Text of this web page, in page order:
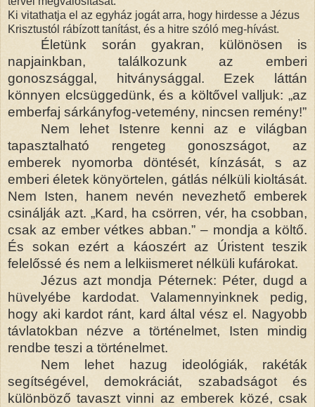
Ki vitathatja el az egyház jogát arra, hogy hirdesse a Jézus
Krisztustól rábízott tanítást, és a hitre szóló meg-hívást.
Életünk során gyakran, különösen is
napjainkban, találkozunk az emberi
gonoszsággal, hitványsággal. Ezek láttán
könnyen elcsüggedünk, és a költővel valljuk: „az
emberfaj sárkányfog-vetemény, nincsen remény!”
Nem lehet Istenre kenni az e világban
tapasztalható rengeteg gonoszságot, az
emberek nyomorba döntését, kínzását, s az
emberi életek könyörtelen, gátlás nélküli kioltását.
Nem Isten, hanem nevén nevezhető emberek
csinálják azt. „Kard, ha csörren, vér, ha csobban,
csak az ember vétkes abban.” – mondja a költő.
És sokan ezért a káoszért az Úristent teszik
felelőssé és nem a lelkiismeret nélküli kufárokat.
Jézus azt mondja Péternek: Péter, dugd a
hüvelyébe kardodat. Valamennyinknek pedig,
hogy aki kardot ránt, kard által vész el. Nagyobb
távlatokban nézve a történelmet, Isten mindig
rendbe teszi a történelmet.
Nem lehet hazug ideológiák, rakéták
segítségével, demokráciát, szabadságot és
különböző tavaszt vinni az emberek közé, csak